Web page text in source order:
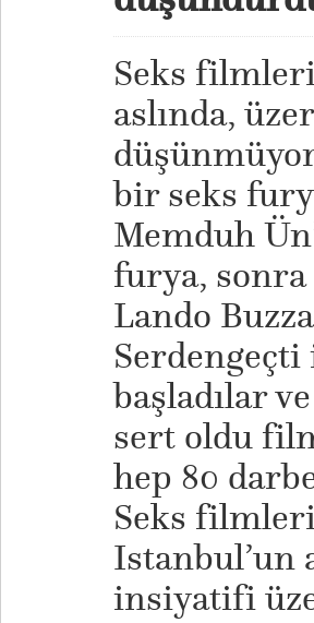
Seks
aslında,
bir seks
Memduh
furya, sonra
Lando
başladılar
sert oldu
hep 80
Seks
Istanbul’un
insiyatifi